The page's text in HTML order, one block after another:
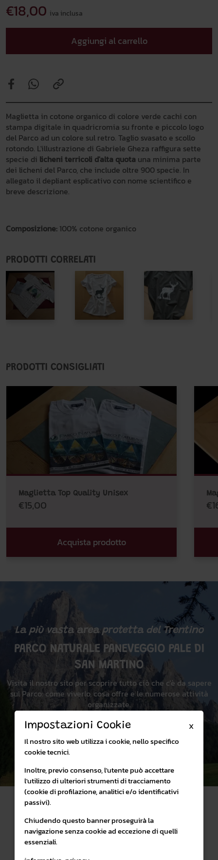
€18,00 iva inclusa
Aggiungi al carrello
Maglietta in cotone organico di colore verde cachi con
stampa digitale in quadricromia su fronte e piccolo logo
del Parco ad un colore sul retro. Taglio svasato e scollo
rotondo. L'illustrazione di Gabriele Gheza raffigura sette
specie di licheni terricoli d'alta quota una minima parte
dei licheni del Parco, che include oltre 900 specie. In
allegato il depliant esplicativo con nome scientifico e
breve descrizione.
Composizione: 100% cotone organico
PRODOTTI CORRELATI
PRODOTTI CONSIGLIATI
Maglietta Top Quality Unisex
€15,00
Acquista prodotto
La più vasta area protetta del Trentino
PARCO NATURALE PANEVEGGIO PALE DI
SAN MARTINO
Visita il nostro sito per scoprire tutto ciò che c'è da sapere
sul Parco: come viverlo, cosa offre e le numerose attività
organizzate.
Visita il sito X
Impostazioni Cookie
Il nostro sito web utilizza i cookie, nello specifico
cookie tecnici.
Inoltre, previo consenso, l'utente può accettare
l'utilizzo di ulteriori strumenti di tracciamento
(cookie di profilazione, analitici e/o identificativi
passivi).
Chiudendo questo banner proseguirà la
navigazione senza cookie ad eccezione di quelli
essenziali.